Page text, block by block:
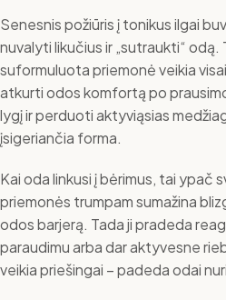
Senesnis požiūris į tonikus ilgai
nuvalyti likučius ir „sutraukti“ odą.
suformuluota priemonė veikia
atkurti odos komfortą po
lygį ir perduoti aktyviąsias
įsigeriančia forma.
Kai oda linkusi į bėrimus, tai ypač
priemonės trumpam sumažina
odos barjerą. Tada ji pradeda
paraudimu arba dar aktyvesne
veikia priešingai – padeda odai